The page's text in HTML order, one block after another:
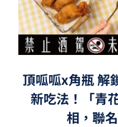
頂呱呱x角瓶 解
新吃法！「青
相，聯